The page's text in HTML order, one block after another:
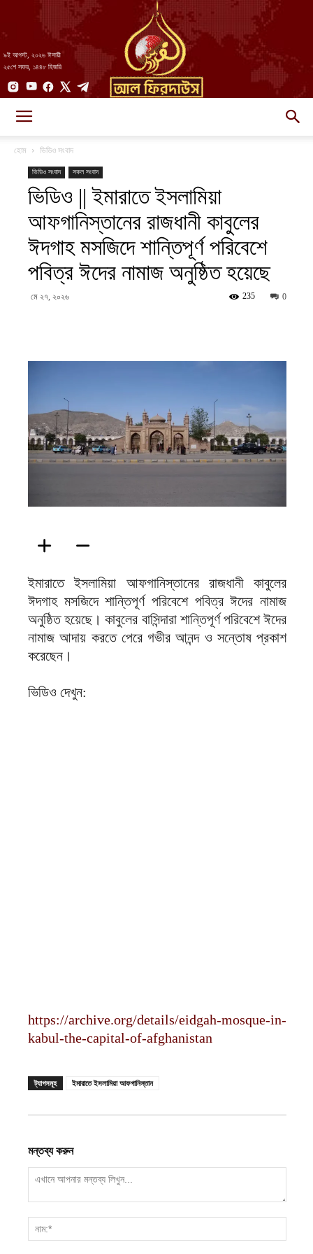
৯ই আগস্ট, ২০২৬ ঈসায়ী
২৫শে সফর, ১৪৪৮ হিজরি
||
আল-
হোম ভিডিও সংবাদ
ভিডিও সংবাদ সকল সংবাদ
ভিডিও || ইমারাতে ইসলামিয়া
আফগানিস্তানের রাজধানী কাবুলের
ঈদগাহ মসজিদে শান্তিপূর্ণ পরিবেশে
পবিত্র ঈদের নামাজ অনুষ্ঠিত হয়েছে
মে ২৭, ২০২৬ 0
235
ইমারাতে ইসলামিয়া আফগানিস্তানের রাজধানী কাবুলের
ঈদগাহ মসজিদে শান্তিপূর্ণ পরিবেশে পবিত্র ঈদের নামাজ
অনুষ্ঠিত হয়েছে। কাবুলের বাসিন্দারা শান্তিপূর্ণ পরিবেশে ঈদের
নামাজ আদায় করতে পেরে গভীর আনন্দ ও সন্তোষ প্রকাশ
করেছেন।
ভিডিও দেখুন:
https://archive.org/details/eidgah-mosque-in-
kabul-the-capital-of-afghanistan
ট্যাগসমূহ ইমারাতে ইসলামিয়া আফগানিস্তান
মন্তব্য করুন